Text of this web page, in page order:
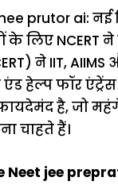
prutor ai: नई
के लिए
ने IIT,
हेल्प फॉर
है, जो
चाहते हैं।
Neet jee